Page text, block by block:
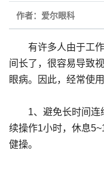
作者：爱尔眼科
有许多人由于工作
间长了，很容易导致
眼病。因此，经常使
1、避免长时间连
续操作1小时，休息
健操。